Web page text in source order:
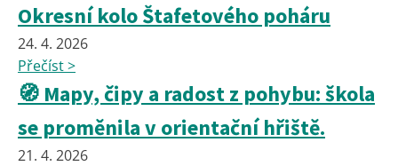
Okresní kolo Štafetového poháru
24. 4. 2026
Přečíst >
🧭 Mapy, čipy a radost z pohybu: škola
se proměnila v orientační hřiště.
21. 4. 2026